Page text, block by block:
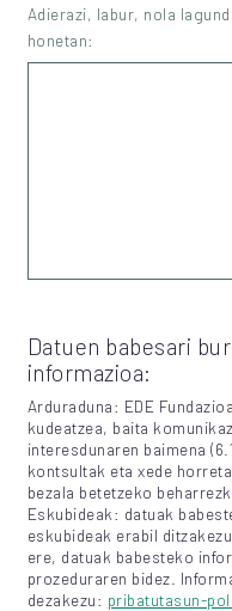
Adierazi, labur, nola
honetan:
Datuen babesari
informazioa:
Arduraduna: EDE
kudeatzea, baita
interesdunaren baimena
kontsultak eta xede
bezala betetzeko
Eskubideak: datuak
eskubideak erabil
ere, datuak babesteko
prozeduraren bidez.
dezakezu: pribatutasun-